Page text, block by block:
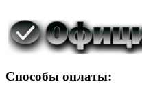
Способы оплаты: